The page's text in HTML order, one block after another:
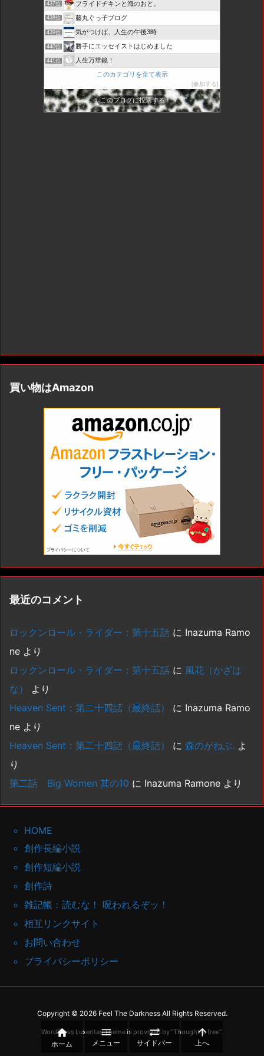
437位 フライドチキンと海のおと。
438位 藤丸ぐっ子ブログ
439位 気がつけば、人生の午後3時
440位 勝手にエッセイストはじめました
441位
人生万華鏡！
このカテゴリを全て表示
参加する
このブログに投票する
買い物はAmazon
最近のコメント
ロックンロール・ライダー：第十五話 に Inazuma Ramo
ne より
ロックンロール・ライダー：第十五話 に 風花（かざは
な）
より
Heaven Sent：第二十四話（最終話）
に Inazuma Ramo
ne より
Heaven Sent：第二十四話（最終話）
に 森のがねぶ. よ
り
第二話 Big Women 其の10 に Inazuma Ramone より
HOME
創作長編小説
創作短編小説
創作詩
雑記帳：読むな！ 呪われるぞッ！
相互リンクサイト
お問い合わせ
プライバシーポリシー
Copyright © 2026 Feel The DarknessAll Rights Reserved.
WordPress Luxeritas Theme is provided by "Thought is free".

ホーム

メニュー

サイドバー

上へ